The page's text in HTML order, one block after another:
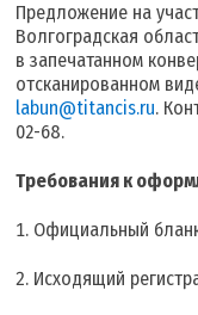
Предложение на
Волгоградская
в запечатанном
отсканированном
labun@titancis.ru.
02-68.
Требования к
Официальный
Исходящий